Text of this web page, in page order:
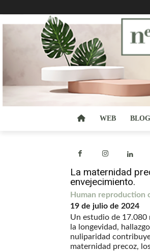
WEB
La maternidad
envejecimiento.
Human reproduction
19 de julio de 2024
Un estudio de 17.080
la longevidad,
nuliparidad
maternidad precoz,